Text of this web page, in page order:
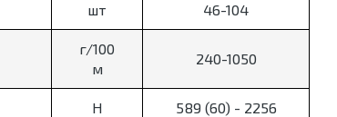
шт 46-104
г/100
м
240-1050
Н
589 (60) - 2256